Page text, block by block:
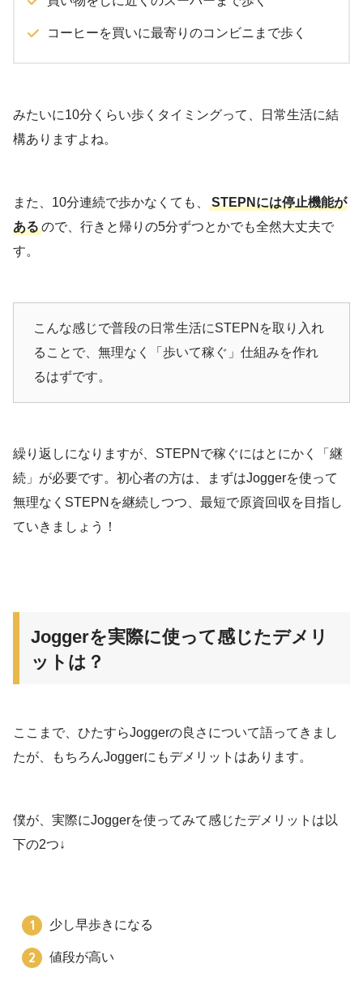
コーヒーを買いに最寄りのコンビニまで歩く
みたいに10分くらい歩くタイミングって、日常生活に結
構ありますよね。
また、10分連続で歩かなくても、
STEPNには停止機能が
ある ので、行きと帰りの5分ずつとかでも全然大丈夫で
す。
こんな感じで普段の日常生活にSTEPNを取り入れ
ることで、無理なく「歩いて稼ぐ」仕組みを作れ
るはずです。
繰り返しになりますが、STEPNで稼ぐにはとにかく「継
続」が必要です。初心者の方は、まずはJoggerを使って
無理なくSTEPNを継続しつつ、最短で原資回収を目指し
ていきましょう！
Joggerを実際に使って感じたデメリ
ットは？
ここまで、ひたすらJoggerの良さについて語ってきまし
たが、もちろんJoggerにもデメリットはあります。
僕が、実際にJoggerを使ってみて感じたデメリットは以
下の2つ↓
少し早歩きになる
値段が高い